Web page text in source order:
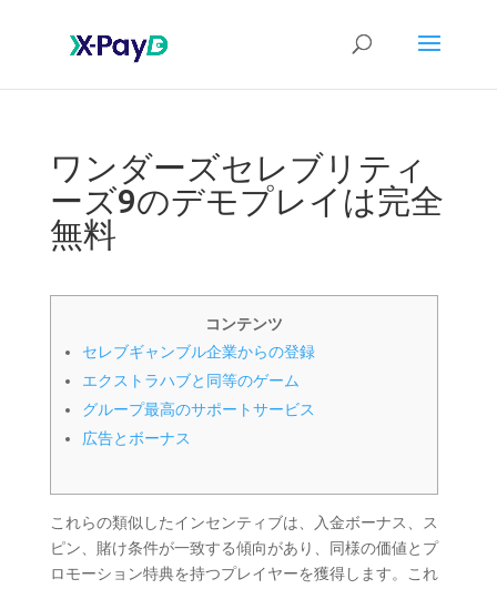
ワンダーズセレブリティ
ーズ9のデモプレイは完全
無料
コンテンツ
セレブギャンブル企業からの登録
エクストラハブと同等のゲーム
グループ最高のサポートサービス
広告とボーナス
これらの類似したインセンティブは、入金ボーナス、ス
ピン、賭け条件が一致する傾向があり、同様の価値とプ
ロモーション特典を持つプレイヤーを獲得します。これ